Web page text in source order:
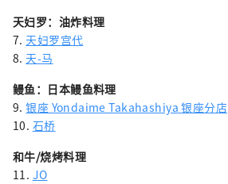
天妇罗：油炸料理
7. 天妇罗宫代
8. 天-马
鳗鱼：日本鳗鱼料理
9.银座 Yondaime Takahashiya 银座分店
10. 石桥
和牛/烧烤料理
11. JO